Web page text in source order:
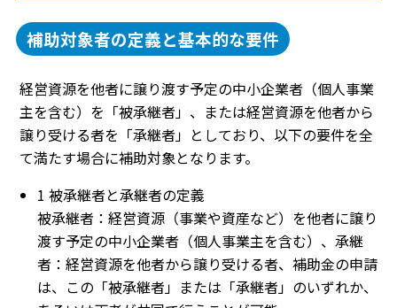
補助対象者の定義と基本的な要件
経営資源を他者に譲り渡す予定の中小企業者（個人事業
主を含む）を「被承継者」、または経営資源を他者から
譲り受ける者を「承継者」としており、以下の要件を全
て満たす場合に補助対象となります。
1 被承継者と承継者の定義
被承継者：経営資源（事業や資産など）を他者に譲り
渡す予定の中小企業者（個人事業主を含む）、承継
者：経営資源を他者から譲り受ける者、補助金の申請
は、この「被承継者」または「承継者」のいずれか、